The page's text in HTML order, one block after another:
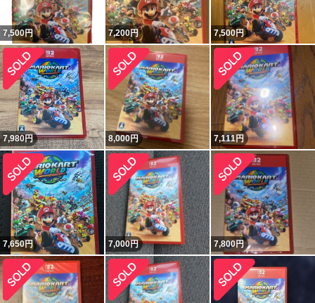
7,500円 7,200円 7,500円
7,980円 8,000円 7,111円
7,650円 7,000円 7,800円